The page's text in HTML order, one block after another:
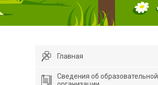
Главная
Сведения об образовательной